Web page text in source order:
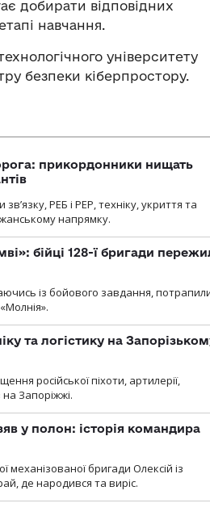
добирати відповідних
навчання.
університету
безпеки кіберпростору.
прикордонники нищать
РЕБ і РЕР, техніку, укриття та
напрямку.
бійці 128-ї бригади
із бойового завдання,
та логістику на
російської піхоти, артилерії,
на Запоріжжі.
у полон: історія командира
механізованої бригади Олексій із
де народився та виріс.